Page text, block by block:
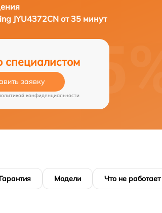
JYU4372CN от 35 минут
специалистом
заявку
конфиденциальности
Гарантия Модели Что не работает